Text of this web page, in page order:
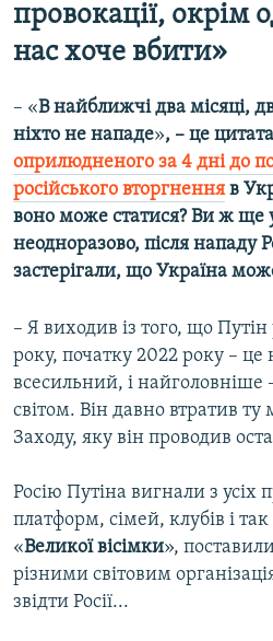
провокації, окрім
нас хоче вбити»
– «В найближчі два місяці,
ніхто не нападе», – це
оприлюдненого за 4 дні до
російського вторгнення в
воно може статися? Ви ж ще
неодноразово, після нападу
застерігали, що Україна
– Я виходив із того, що Путін
року, початку 2022 року – це
всесильний, і найголовніше
світом. Він давно втратив ту
Заходу, яку він проводив
Росію Путіна вигнали з
платформ, сімей, клубів і
«Великої вісімки»,
різними світовим
звідти Росії...